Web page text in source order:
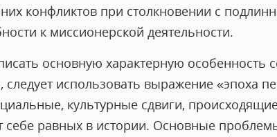
конфликтов при столкновении с
к миссионерской деятельности.
основную характерную особенность
следует использовать выражение «эпоха
культурные сдвиги,
равных в истории. Основные